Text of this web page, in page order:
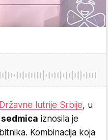
Državne lutrije Srbije, u
iznosila je
Kombinacija koja